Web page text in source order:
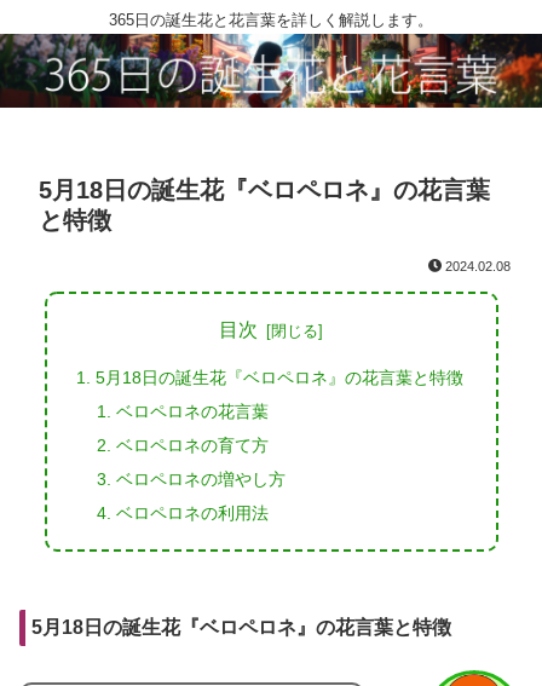
365日の誕生花と花言葉を詳しく解説します。
5月18日の誕生花『ベロペロネ』の花言葉
と特徴
2024.02.08
目次
5月18日の誕生花『ベロペロネ』の花言葉と特徴
ベロペロネの花言葉
ベロペロネの育て方
ベロペロネの増やし方
ベロペロネの利用法
5月18日の誕生花『ベロペロネ』の花言葉と特徴